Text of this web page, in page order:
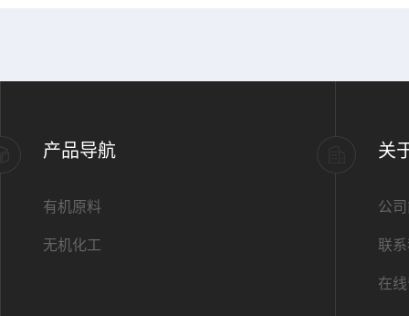
产品导航
有机原料
无机化工
关
公
联
在